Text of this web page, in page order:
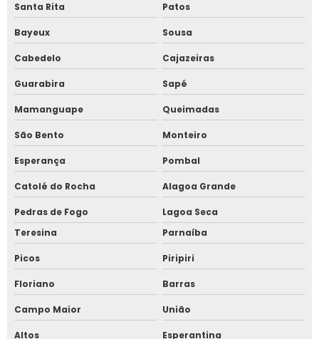
Santa Rita Patos
Bayeux Sousa
Cabedelo Cajazeiras
Guarabira Sapé
Mamanguape Queimadas
São Bento Monteiro
Esperança Pombal
Catolé do Rocha Alagoa Grande
Pedras de Fogo
Lagoa Seca
Teresina
Parnaíba
Picos Piripiri
Floriano Barras
Campo Maior União
Altos Esperantina